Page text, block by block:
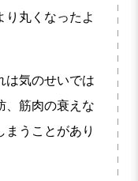
り丸くなったよ
は気のせいでは
、筋肉の衰えな
まうことがあり